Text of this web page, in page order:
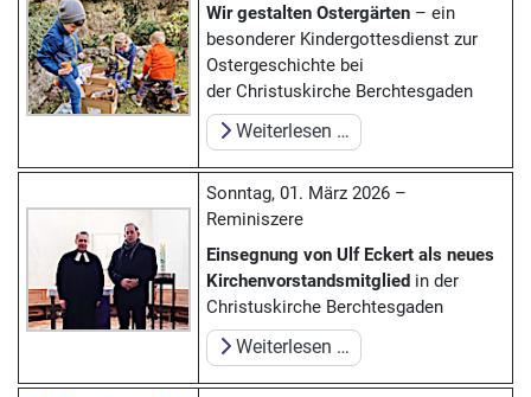
Wir gestalten Ostergärten – ein
besonderer Kindergottesdienst zur
Ostergeschichte bei
der Christuskirche Berchtesgaden
Weiterlesen …
Sonntag, 01. März 2026 –
Reminiszere
Einsegnung von Ulf Eckert als neues
Kirchenvorstands­mitglied in der
Christuskirche Berchtesgaden
Weiterlesen …